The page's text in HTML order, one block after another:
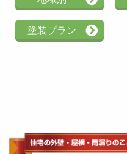
塗装プラン